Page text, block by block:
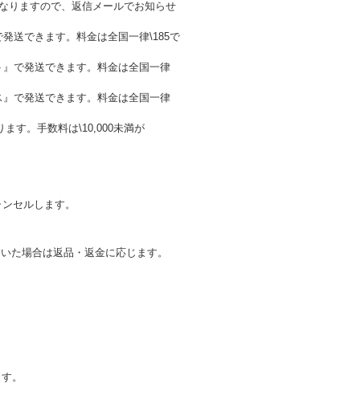
りますので、返信メールでお知らせ
送できます。料金は全国一律\185で
で発送できます。料金は全国一律
で発送できます。料金は全国一律
ます。手数料は\10,000未満が
セルします。
た場合は返品・返金に応じます。
。